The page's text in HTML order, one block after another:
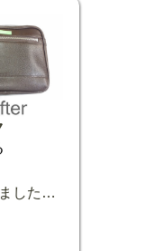
鞄の色がはげてきてしまいました。色をかけ直してきれいになりました。